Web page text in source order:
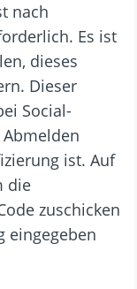
nach
Es ist
dieses
Dieser
Social-
ist. Auf
die
zuschicken
eingegeben